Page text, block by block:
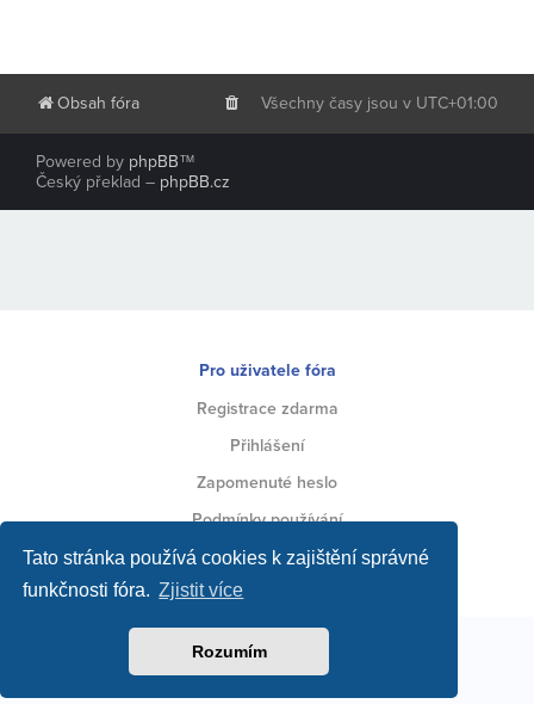
Tato stránka používá cookies k zajištění správné
funkčnosti fóra. Zjistit více
Rozumím
Obsah fóra Všechny časy jsou v UTC+01:00
Powered by phpBB™
Český překlad – phpBB.cz
Pro uživatele fóra
Registrace zdarma
Přihlášení
Zapomenuté heslo
Podmínky používání
Ochrana soukromí
Toto fórum vytvářejí jeho uživatelé za podpory jeho